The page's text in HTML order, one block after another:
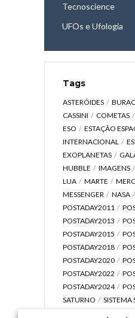
Tecnoscience
UFOs e Ufologia
Tags
ASTERÓIDES
CASSINI
COMETAS
ESO
ESTAÇÃO
INTERNACIONAL
EXOPLANETAS
HUBBLE
IMAGENS
LUA
MARTE
MESSENGER
NASA
POSTADAY2011
POSTADAY2013
POSTADAY2015
POSTADAY2018
POSTADAY2020
POSTADAY2022
POSTADAY2024
SATURNO
SISTEMA